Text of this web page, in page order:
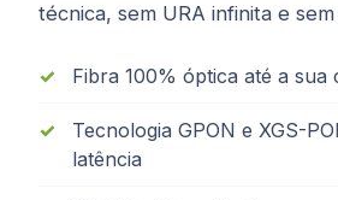
técnica, sem URA infinita e
Fibra 100% óptica até a sua
Tecnologia GPON e XGS-
latência